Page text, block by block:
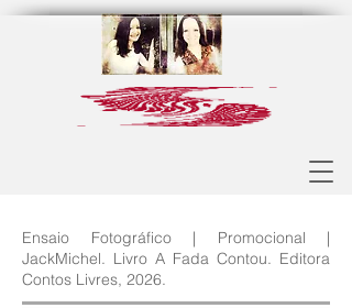
Ensaio Fotográfico | Promocional |
JackMichel. Livro A Fada Contou. Editora
Contos Livres, 2026.